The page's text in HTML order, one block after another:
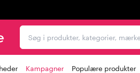
Søg i produkter, kategorier,
Kampagner Populære produkter